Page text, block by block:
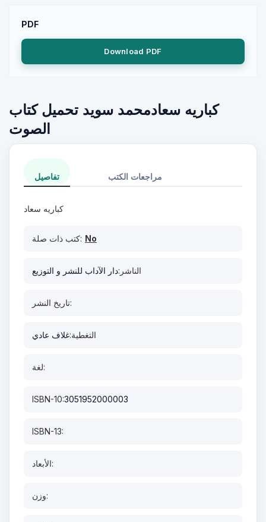
PDF
Download PDF
كباريه سعادمحمد سويد تحميل كتاب
الصوت
تفاصيل مراجعات الكتب
كباريه سعاد
كتب ذات صلة: No
الناشر:دار الآداب للنشر و التوزيع
تاريخ النشر:
التغطية:غلاف عادي
لغة:
ISBN-10:3051952000003
ISBN-13:
الأبعاد:
وزن: